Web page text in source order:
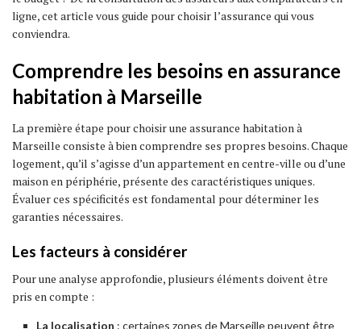
ligne, cet article vous guide pour choisir l’assurance qui vous
conviendra.
Comprendre les besoins en assurance
habitation à Marseille
La première étape pour choisir une assurance habitation à
Marseille consiste à bien comprendre ses propres besoins. Chaque
logement, qu’il s’agisse d’un appartement en centre-ville ou d’une
maison en périphérie, présente des caractéristiques uniques.
Évaluer ces spécificités est fondamental pour déterminer les
garanties nécessaires.
Les facteurs à considérer
Pour une analyse approfondie, plusieurs éléments doivent être
pris en compte :
La localisation : certaines zones de Marseille peuvent être